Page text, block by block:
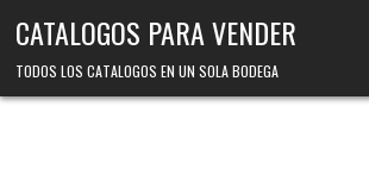
CATALOGOS PARA VENDER
TODOS LOS CATALOGOS EN UN SOLA BODEGA